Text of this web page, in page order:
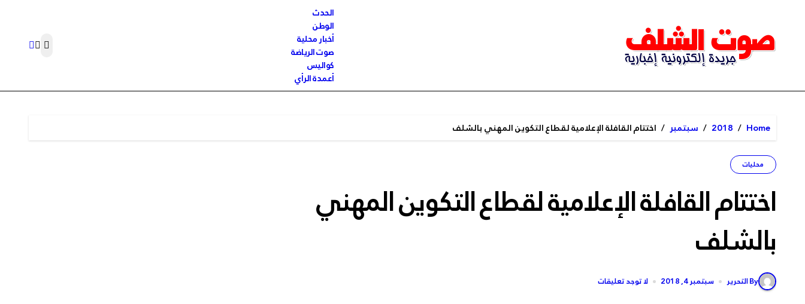
الحدث
الوطن
أخبار محلية
صوت الرياضة
كواليس
أعمدة الرأي
Home
2018 سبتمبر اختتام القافلة الإعلامية لقطاع التكوين المهني بالشلف
محليات
اختتام القافلة الإعلامية لقطاع التكوين المهني
بالشلف
By التحرير سبتمبر 4, 2018 لا توجد تعليقات